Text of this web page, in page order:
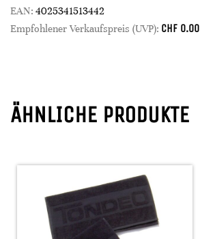
EAN: 4025341513442
Empfohlener Verkaufspreis (UVP): CHF 0.00
ÄHNLICHE PRODUKTE